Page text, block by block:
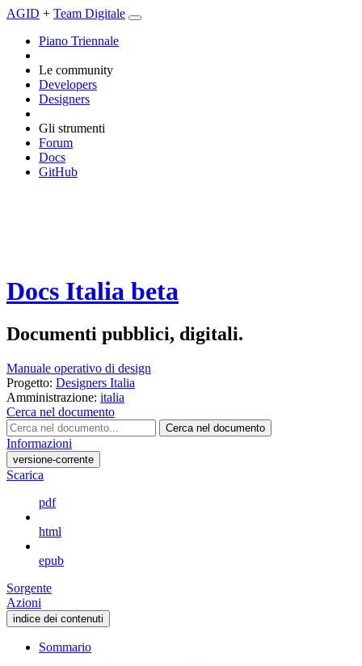
AGID + Team Digitale
Piano Triennale
Le community
Developers
Designers
Gli strumenti
Forum
Docs
GitHub
Docs Italia beta
Documenti pubblici, digitali.
Manuale operativo di design
Progetto: Designers Italia
Amministrazione: italia
Cerca nel documento
Cerca nel documento
Informazioni
versione-corrente
Scarica
pdf
html
epub
Sorgente
Azioni
indice dei contenuti
Sommario